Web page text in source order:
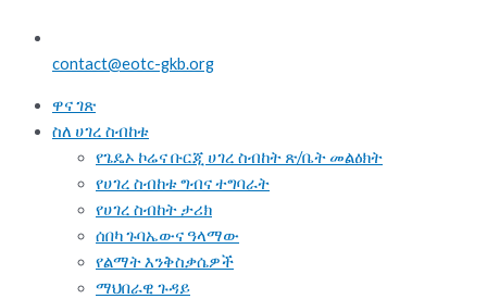
contact@eotc-gkb.org
ዋና ገጽ
ስለ ሀገረ ስብከቱ
የጌዴኦ ኮሬና ቡርጂ ሀገረ ስብከት ጽ/ቤት መልዕክት
የሀገረ ስብከቱ ግብና ተግባራት
የሀገረ ስብከት ታሪክ
ሰበካ ጉባኤውና ዓላማው
የልማት እንቅስቃሴዎች
ማህበራዊ ጉዳይ